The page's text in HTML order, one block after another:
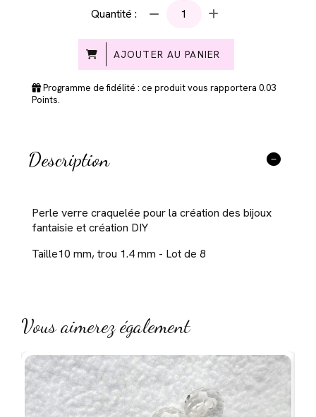
Quantité :
AJOUTER AU PANIER
Programme de fidélité : ce produit vous rapportera 0.03
Points.
Description
Perle verre craquelée pour la création des bijoux
fantaisie et création DIY
Taille10 mm, trou 1.4 mm - Lot de 8
Vous aimerez également